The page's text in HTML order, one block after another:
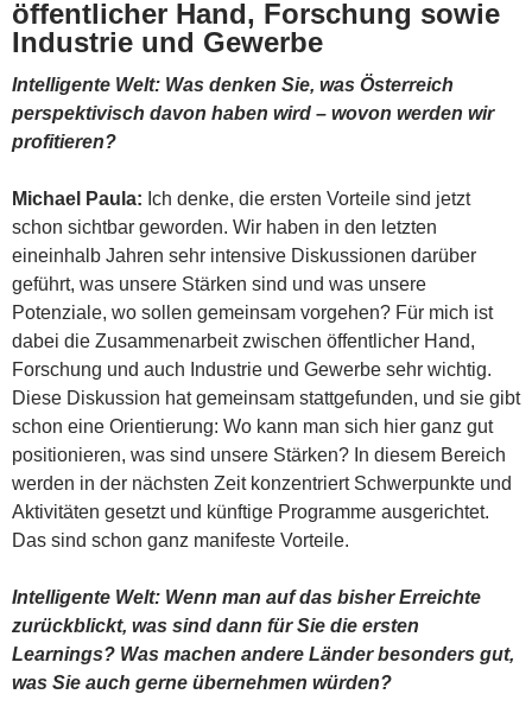
öffentlicher Hand, Forschung sowie
Industrie und Gewerbe
Intelligente Welt: Was denken Sie, was Österreich
perspektivisch davon haben wird – wovon werden wir
profitieren?
Michael Paula: Ich denke, die ersten Vorteile sind jetzt
schon sichtbar geworden. Wir haben in den letzten
eineinhalb Jahren sehr intensive Diskussionen darüber
geführt, was unsere Stärken sind und was unsere
Potenziale, wo sollen gemeinsam vorgehen? Für mich ist
dabei die Zusammenarbeit zwischen öffentlicher Hand,
Forschung und auch Industrie und Gewerbe sehr wichtig.
Diese Diskussion hat gemeinsam stattgefunden, und sie gibt
schon eine Orientierung: Wo kann man sich hier ganz gut
positionieren, was sind unsere Stärken? In diesem Bereich
werden in der nächsten Zeit konzentriert Schwerpunkte und
Aktivitäten gesetzt und künftige Programme ausgerichtet.
Das sind schon ganz manifeste Vorteile.
Intelligente Welt: Wenn man auf das bisher Erreichte
zurückblickt, was sind dann für Sie die ersten
Learnings? Was machen andere Länder besonders gut,
was Sie auch gerne übernehmen würden?